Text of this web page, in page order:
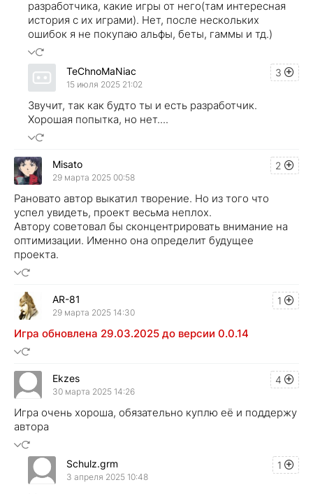
разработчика, какие игры от него(там интересная
история с их играми). Нет, после нескольких
ошибок я не покупаю альфы, беты, гаммы и тд.)
3
TeChnoMaNiac
15 июля 2025 21:02
Звучит, так как будто ты и есть разработчик.
Хорошая попытка, но нет....
2
Misato
29 марта 2025 00:58
Рановато автор выкатил творение. Но из того что
успел увидеть, проект весьма неплох.
Автору советовал бы сконцентрировать внимание на
оптимизации. Именно она определит будущее
проекта.
1
AR-81
29 марта 2025 14:30
Игра обновлена 29.03.2025 до версии 0.0.14
4
Ekzes
30 марта 2025 14:26
Игра очень хороша, обязательно куплю её и поддержу
автора
1
Schulz.grm
3 апреля 2025 10:48